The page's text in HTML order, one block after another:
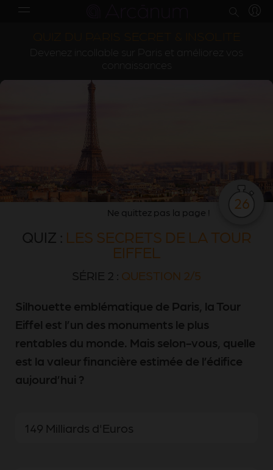
QUIZ DU PARIS SECRET & INSOLITE
Devenez incollable sur Paris et améliorez vos
connaissances
Ne quittez pas la page !
26
QUIZ : LES SECRETS DE LA TOUR
EIFFEL
SÉRIE 2 : QUESTION 2/5
Silhouette emblématique de Paris, la Tour
Eiffel est l’un des monuments le plus
rentables du monde. Mais selon-vous, quelle
est la valeur financière estimée de l’édifice
aujourd’hui ?
149 Milliards d'Euros